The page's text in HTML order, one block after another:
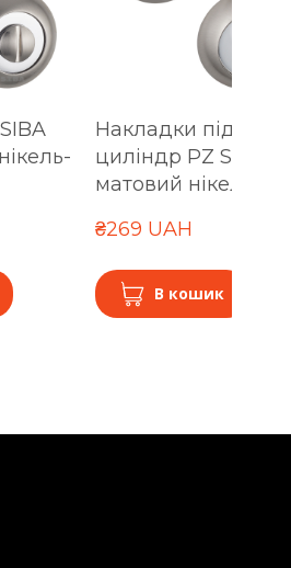
Накладки під
циліндр PZ SIBA
матовий нікель-
₴269 UAH
В кошик